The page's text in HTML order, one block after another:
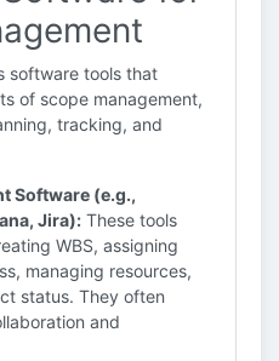
software tools that
of scope management,
tracking, and
Software (e.g.,
Jira): These tools
WBS, assigning
managing resources,
status. They often
and